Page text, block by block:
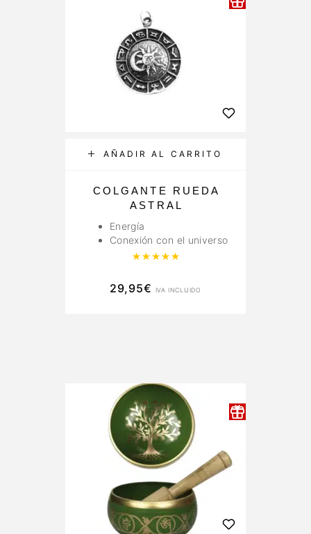
AÑADIR AL CARRITO
COLGANTE RUEDA
ASTRAL
Energía
Conexión con el universo
Valorado con
29,95€ IVA INCLUIDO